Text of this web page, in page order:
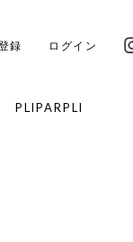
PLIPARPLI
録 ログイン